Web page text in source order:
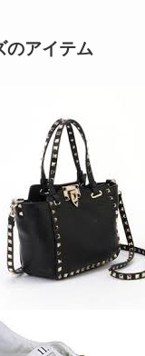
のアイテム